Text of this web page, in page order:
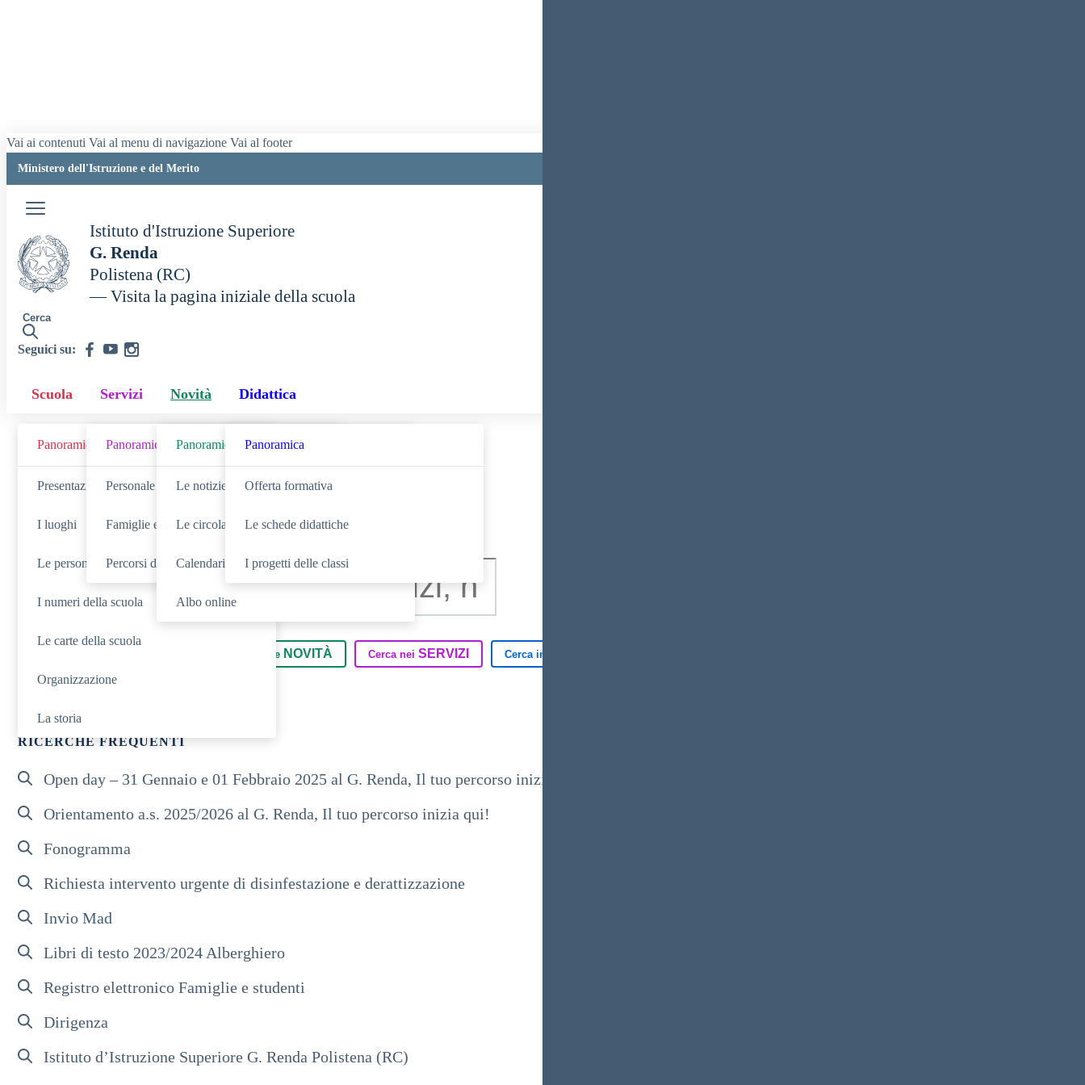
Vai ai contenuti Vai al menu di navigazione Vai al footer
Ministero dell'Istruzione e del Merito
Istituto d'Istruzione Superiore
G. Renda
Polistena (RC)
— Visita la pagina iniziale della scuola
Cerca
Seguici su:
Scuola
Panoramica
Presentazione
I luoghi
Le persone
I numeri della scuola
Le carte della scuola
Organizzazione
La storia
Servizi
Panoramica
Personale scolastico
Famiglie e studenti
Percorsi di studio
Novità
Panoramica
Le notizie
Le circolari
Calendario eventi
Albo online
Didattica
Panoramica
Offerta formativa
Le schede didattiche
I progetti delle classi
Cerca
Cerca tra le NOVITÀ Cerca nei SERVIZI Cerca in
RICERCHE FREQUENTI
Open day – 31 Gennaio e 01 Febbraio 2025 al G. Renda, Il tuo percorso inizia qui!
Orientamento a.s. 2025/2026 al G. Renda, Il tuo percorso inizia qui!
Fonogramma
Richiesta intervento urgente di disinfestazione e derattizzazione
Invio Mad
Libri di testo 2023/2024 Alberghiero
Registro elettronico Famiglie e studenti
Dirigenza
Istituto d’Istruzione Superiore G. Renda Polistena (RC)